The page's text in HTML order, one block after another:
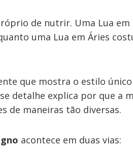
de nutrir. Uma Lua em
uma Lua em Áries
que mostra o estilo
detalhe explica por que a
de maneiras tão diversas.
acontece em duas vias: